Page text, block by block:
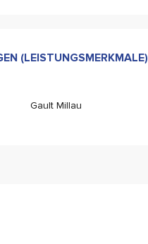
(LEISTUNGSMERKMALE)
(LEISTUNGSMERKMALE)
Gault Millau